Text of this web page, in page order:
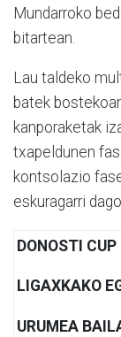
Mundarroko
bitartean.
Lau taldeko
batek
kanporaketak
txapeldunen
kontsolazio
eskuragarri dago
DONOSTI
LIGAXKAKO
URUMEA